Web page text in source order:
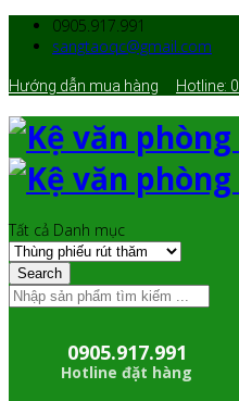
0905.917.991
sangtaoqc@gmail.com
Hướng dẫn mua hàng Hotline:
Tất cả Danh mục
Search
0905.917.991
Hotline đặt hàng